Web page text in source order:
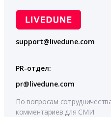
support@livedune.com
PR-отдел:
pr@livedune.com
По вопросам
комментариев для СМИ